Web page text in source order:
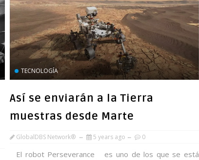
TECNOLOGÍA
Así se enviarán a la Tierra
muestras desde Marte
GlobalDBS Network® 5 years ago 0
El robot Perseverance es uno de los que se está